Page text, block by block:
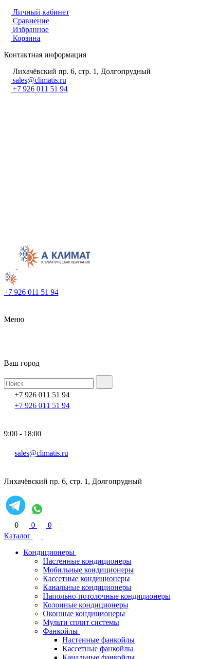
Личный кабинет
Сравнение
Избранное
Корзина
Контактная информация
Лихачёвский пр. 6, стр. 1, Долгопрудный
sales@climatis.ru
+7 926 011 51 94
+7 926 011 51 94
Меню
Ваш город
+7 926 011 51 94
+7 926 011 51 94
9:00 - 18:00
sales@climatis.ru
Лихачёвский пр. 6, стр. 1, Долгопрудный
0 0
0
Каталог
Кондиционеры
Настенные кондиционеры
Мобильные кондиционеры
Кассетные кондиционеры
Канальные кондиционеры
Напольно-потолочные кондиционеры
Колонные кондиционеры
Оконные кондиционеры
Мульти сплит системы
Фанкойлы
Настенные фанкойлы
Кассетные фанкойлы
Канальные фанкойлы